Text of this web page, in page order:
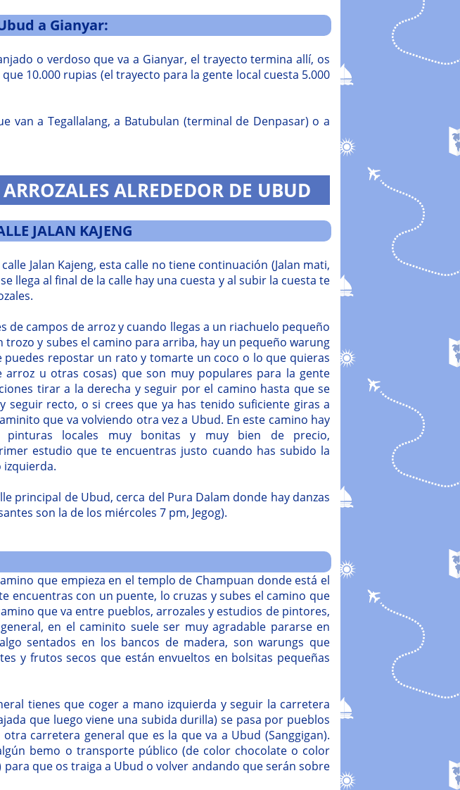
a Gianyar:
o verdoso que va a Gianyar, el trayecto termina allí, os
10.000 rupias (el trayecto para la gente local cuesta 5.000
van a Tegallalang, a Batubulan (terminal de Denpasar) o a
ALREDEDOR DE UBUD
JALAN KAJENG
Jalan Kajeng, esta calle no tiene continuación (Jalan mati,
llega al final de la calle hay una cuesta y al subir la cuesta te
de campos de arroz y cuando llegas a un riachuelo pequeño
trozo y subes el camino para arriba, hay un pequeño warung
repostar un rato y tomarte un coco o lo que quieras
u otras cosas) que son muy populares para la gente
tirar a la derecha y seguir por el camino hasta que se
seguir recto, o si crees que ya has tenido suficiente giras a
que va volviendo otra vez a Ubud. En este camino hay
pinturas locales muy bonitas y muy bien de precio,
estudio que te encuentras justo cuando has subido la
izquierda.
principal de Ubud, cerca del Pura Dalam donde hay danzas
son la de los miércoles 7 pm, Jegog).
que empieza en el templo de Champuan donde está el
encuentras con un puente, lo cruzas y subes el camino que
que va entre pueblos, arrozales y estudios de pintores,
en el caminito suele ser muy agradable pararse en
sentados en los bancos de madera, son warungs que
y frutos secos que están envueltos en bolsitas pequeñas
tienes que coger a mano izquierda y seguir la carretera
que luego viene una subida durilla) se pasa por pueblos
carretera general que es la que va a Ubud (Sanggigan).
bemo o transporte público (de color chocolate o color
que os traiga a Ubud o volver andando que serán sobre